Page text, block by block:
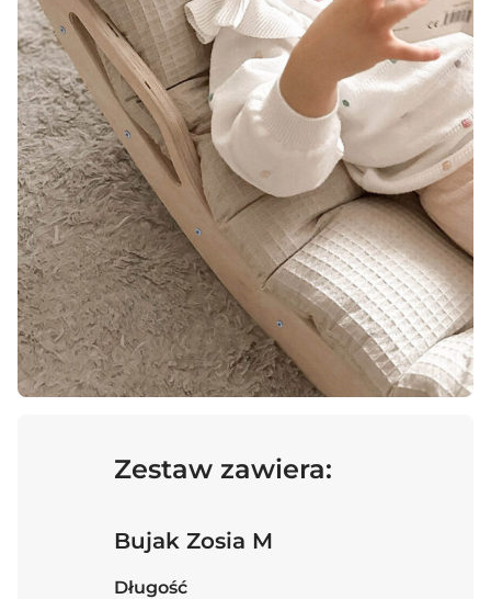
Zestaw zawiera:
Bujak Zosia M
Długość